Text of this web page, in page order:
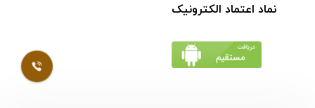
نماد اعتماد الکترونیک